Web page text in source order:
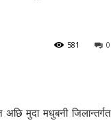
0
581
अछि मुदा मधुबनी जिलान्तर्गत